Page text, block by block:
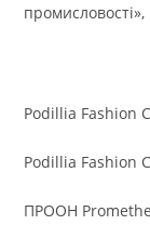
промисловості»,
Podillia Fashion
Podillia Fashion
ПРООН